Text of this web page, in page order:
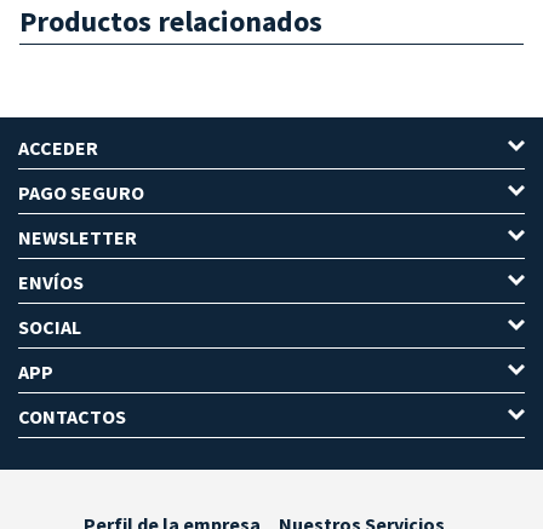
Productos relacionados
ACCEDER
PAGO SEGURO
NEWSLETTER
ENVÍOS
SOCIAL
APP
CONTACTOS
Perfil de la empresa Nuestros Servicios